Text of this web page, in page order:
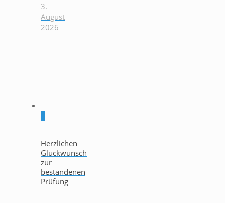
3.
August
2026
Herzlichen
Glückwunsch
zur
bestandenen
Prüfung